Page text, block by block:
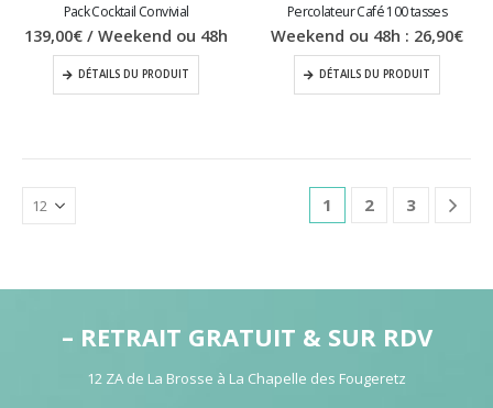
Pack Cocktail Convivial
139,00€ / Weekend ou 48h
DÉTAILS DU PRODUIT
Percolateur Café 100 tasses
Weekend ou 48h : 26,90€
DÉTAILS DU PRODUIT
1 2 3
– RETRAIT GRATUIT & SUR RDV
12 ZA de La Brosse à La Chapelle des Fougeretz